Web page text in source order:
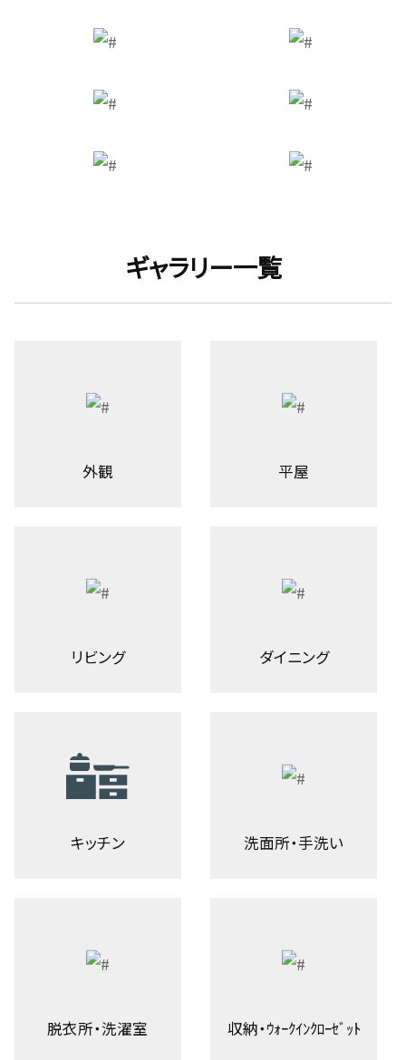
ギャラリー一覧
外観 平屋
リビング ダイニング
キッチン 洗面所・手洗い
脱衣所・洗濯室 収納・ｳｫｰｸｲﾝｸﾛｰｾﾞｯﾄ